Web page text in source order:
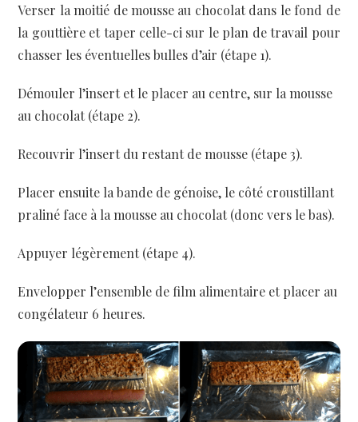
Verser la moitié de mousse au chocolat dans le fond de
la gouttière et taper celle-ci sur le plan de travail pour
chasser les éventuelles bulles d’air (étape 1).
Démouler l’insert et le placer au centre, sur la mousse
au chocolat (étape 2).
Recouvrir l’insert du restant de mousse (étape 3).
Placer ensuite la bande de génoise, le côté croustillant
praliné face à la mousse au chocolat (donc vers le bas).
Appuyer légèrement (étape 4).
Envelopper l’ensemble de film alimentaire et placer au
congélateur 6 heures.